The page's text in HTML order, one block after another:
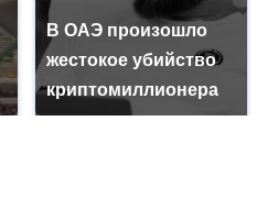
В ОАЭ произошло
жестокое убийство
криптомиллионера